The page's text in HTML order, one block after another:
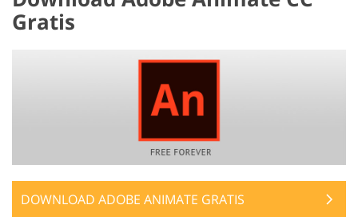
Gratis
DOWNLOAD ADOBE ANIMATE GRATIS